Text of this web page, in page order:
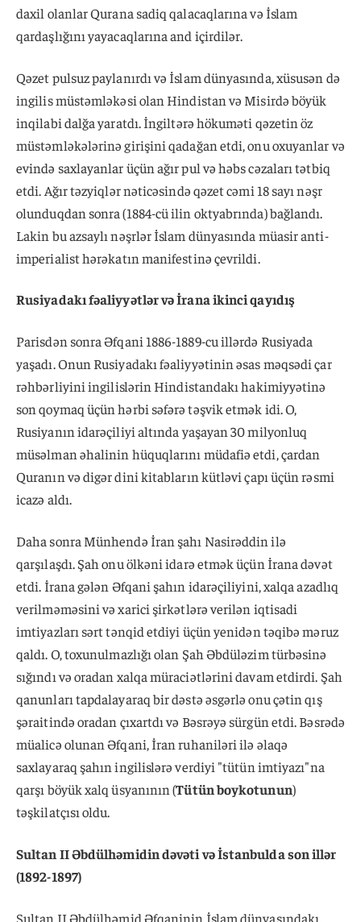
daxil olanlar Qurana sadiq qalacaqlarına və İslam
qardaşlığını yayacaqlarına and içirdilər.
Qəzet pulsuz paylanırdı və İslam dünyasında, xüsusən də
ingilis müstəmləkəsi olan Hindistan və Misirdə böyük
inqilabi dalğa yaratdı. İngiltərə hökuməti qəzetin öz
müstəmləkələrinə girişini qadağan etdi, onu oxuyanlar və
evində saxlayanlar üçün ağır pul və həbs cəzaları tətbiq
etdi. Ağır təzyiqlər nəticəsində qəzet cəmi 18 sayı nəşr
olunduqdan sonra (1884-cü ilin oktyabrında) bağlandı.
Lakin bu azsaylı nəşrlər İslam dünyasında müasir anti-
imperialist hərəkatın manifestinə çevrildi.
Rusiyadakı fəaliyyətlər və İrana ikinci qayıdış
Parisdən sonra Əfqani 1886-1889-cu illərdə Rusiyada
yaşadı. Onun Rusiyadakı fəaliyyətinin əsas məqsədi çar
rəhbərliyini ingilislərin Hindistandakı hakimiyyətinə
son qoymaq üçün hərbi səfərə təşvik etmək idi. O,
Rusiyanın idarəçiliyi altında yaşayan 30 milyonluq
müsəlman əhalinin hüquqlarını müdafiə etdi, çardan
Quranın və digər dini kitabların kütləvi çapı üçün rəsmi
icazə aldı.
Daha sonra Münhendə İran şahı Nasirəddin ilə
qarşılaşdı. Şah onu ölkəni idarə etmək üçün İrana dəvət
etdi. İrana gələn Əfqani şahın idarəçiliyini, xalqa azadlıq
verilməməsini və xarici şirkətlərə verilən iqtisadi
imtiyazları sərt tənqid etdiyi üçün yenidən təqibə məruz
qaldı. O, toxunulmazlığı olan Şah Əbdüləzim türbəsinə
sığındı və oradan xalqa müraciətlərini davam etdirdi. Şah
qanunları tapdalayaraq bir dəstə əsgərlə onu çətin qış
şəraitində oradan çıxartdı və Bəsrəyə sürgün etdi. Bəsrədə
müalicə olunan Əfqani, İran ruhaniləri ilə əlaqə
saxlayaraq şahın ingilislərə verdiyi "tütün imtiyazı"na
qarşı böyük xalq üsyanının (Tütün boykotunun)
təşkilatçısı oldu.
Sultan II Əbdülhəmidin dəvəti və İstanbulda son illər
(1892-1897)
Sultan II Əbdülhəmid Əfqaninin İslam dünyasındakı